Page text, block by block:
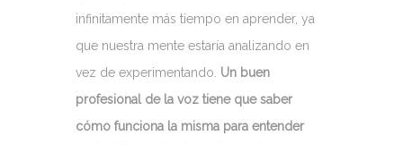
infinitamente más tiempo en aprender, ya
que nuestra mente estaría analizando en
vez de experimentando. Un buen
profesional de la voz tiene que saber
cómo funciona la misma para entender